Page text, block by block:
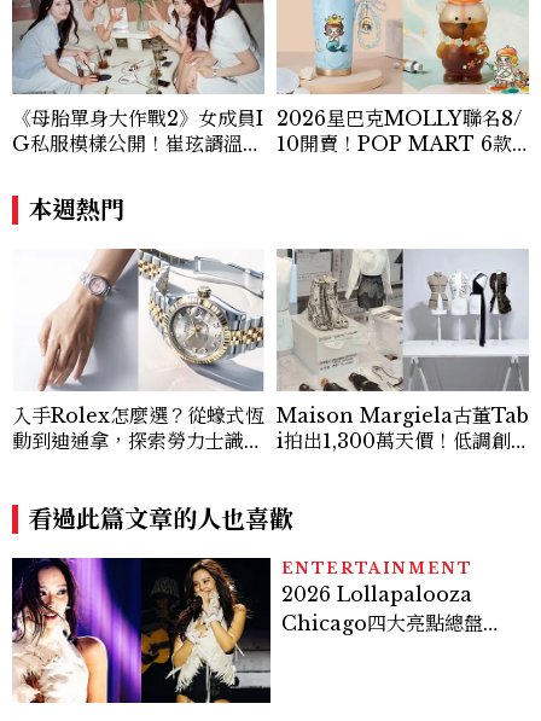
《母胎單身大作戰2》女成員I
G私服模樣公開！崔玹諝溫柔
低調千金？
2026星巴克MOLLY聯名8/
10開賣！POP MART 6款
本週熱門
入手Rolex怎麼選？從蠔式恆
動到迪通拿，探索勞力士識別
Maison Margiela古董Tab
i拍出1,300萬天價！低調創
看過此篇文章的人也喜歡
ENTERTAINMENT
2026 Lollapalooza
Chicago四大亮點總盤